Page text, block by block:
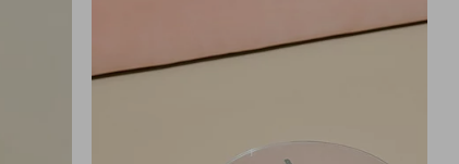
favoritter